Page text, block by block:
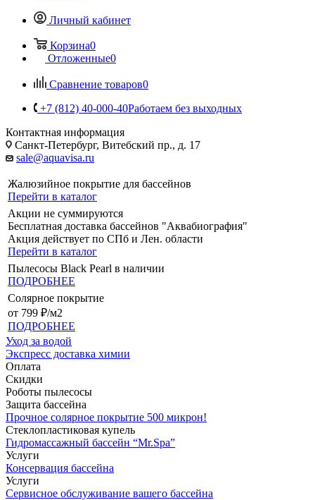
Личный кабинет
Корзина0
Отложенные0
Сравнение товаров0
+7 (812) 40-000-40Работаем без выходных
Контактная информация
Санкт-Петербург, Витебский пр., д. 17
sale@aquavisa.ru
Жалюзийное покрытие для бассейнов
Перейти в каталог
Акции не суммируются
Бесплатная доставка бассейнов "Аквабиография"
Акция действует по СПб и Лен. области
Перейти в каталог
Пылесосы Black Pearl в наличии
ПОДРОБНЕЕ
Солярное покрытие
от 799 ₽/м2
ПОДРОБНЕЕ
Уход за водой
Экспресс доставка химии
Оплата
Скидки
Роботы пылесосы
Защита бассейна
Прочное солярное покрытие 500 микрон!
Стеклопластиковая купель
Гидромассажный бассейн “Mr.Spa”
Услуги
Консервация бассейна
Услуги
Сервисное обслуживание вашего бассейна